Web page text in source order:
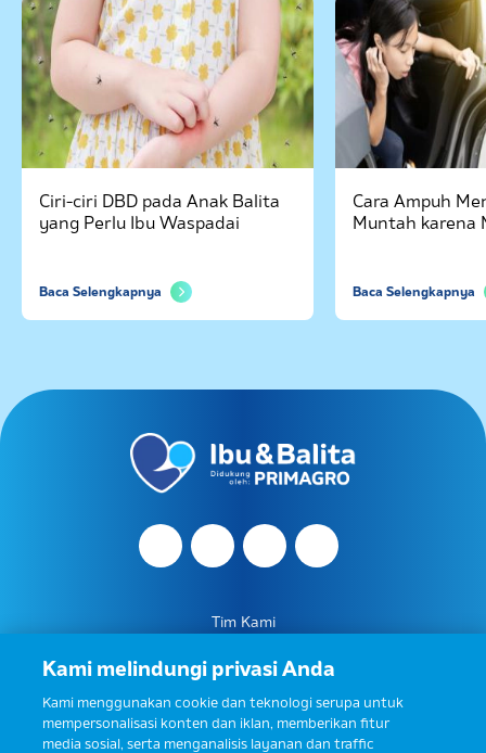
Password
Status / Kondisi Ibu Saat Ini
Tidak Hamil dan Memiliki Anak
Sedang Hamil
Sedang Hamil dan Memiliki Anak
Saya setuju dengan
Saya setuju dan bersedia menerima
Cara Ampuh Mengatasi Anak
Muntah karena Masuk Angin
Baca Selengkapnya
Cara
dan Mencret
Baca
Tim Kami
Tentang Ibu & Balita
Syarat Penggunaaan
Kami melindungi privasi Anda
Kami menggunakan cookie dan teknologi serupa untuk
mempersonalisasi konten dan iklan, memberikan fitur
media sosial, serta menganalisis layanan dan traffic